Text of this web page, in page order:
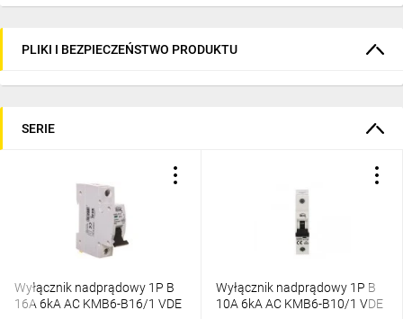
PLIKI I BEZPIECZEŃSTWO PRODUKTU
SERIE
Wyłącznik nadprądowy 1P B
16A 6kA AC KMB6-B16/1 VDE
Wyłącznik nadprądowy 1P B
10A 6kA AC KMB6-B10/1 VDE